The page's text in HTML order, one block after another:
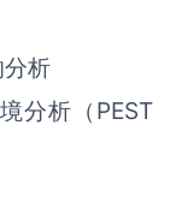
析
分析（ PEST